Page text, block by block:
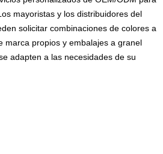
mayoristas y los distribuidores del
solicitar combinaciones de colores a
marca propios y embalajes a granel
adapten a las necesidades de su